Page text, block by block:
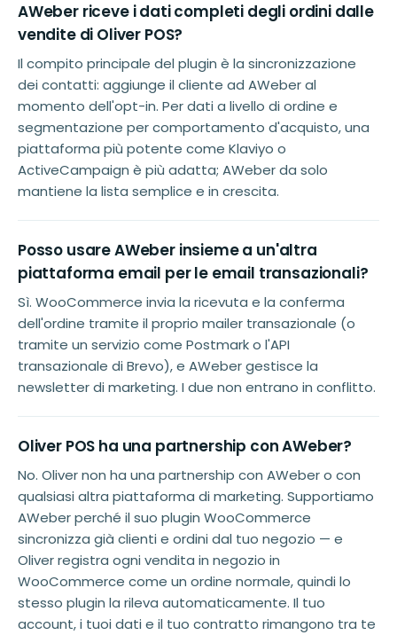
AWeber riceve i dati completi degli ordini dalle
vendite di Oliver POS?
Il compito principale del plugin è la sincronizzazione
dei contatti: aggiunge il cliente ad AWeber al
momento dell'opt-in. Per dati a livello di ordine e
segmentazione per comportamento d'acquisto, una
piattaforma più potente come Klaviyo o
ActiveCampaign è più adatta; AWeber da solo
mantiene la lista semplice e in crescita.
Posso usare AWeber insieme a un'altra
piattaforma email per le email transazionali?
Sì. WooCommerce invia la ricevuta e la conferma
dell'ordine tramite il proprio mailer transazionale (o
tramite un servizio come Postmark o l'API
transazionale di Brevo), e AWeber gestisce la
newsletter di marketing. I due non entrano in conflitto.
Oliver POS ha una partnership con AWeber?
No. Oliver non ha una partnership con AWeber o con
qualsiasi altra piattaforma di marketing. Supportiamo
AWeber perché il suo plugin WooCommerce
sincronizza già clienti e ordini dal tuo negozio — e
Oliver registra ogni vendita in negozio in
WooCommerce come un ordine normale, quindi lo
stesso plugin la rileva automaticamente. Il tuo
account, i tuoi dati e il tuo contratto rimangono tra te